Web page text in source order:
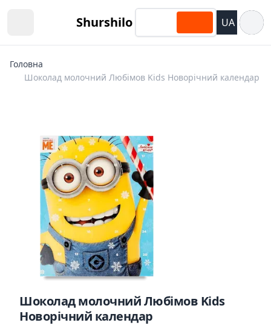
Shurshilo UA
Головна
Шоколад молочний Любімов Kids Новорічний календар
Шоколад молочний Любімов Kids
Новорічний календар